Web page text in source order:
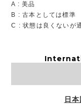
A : 美品
B : 古本としては標準
C : 状態は良くないが
日